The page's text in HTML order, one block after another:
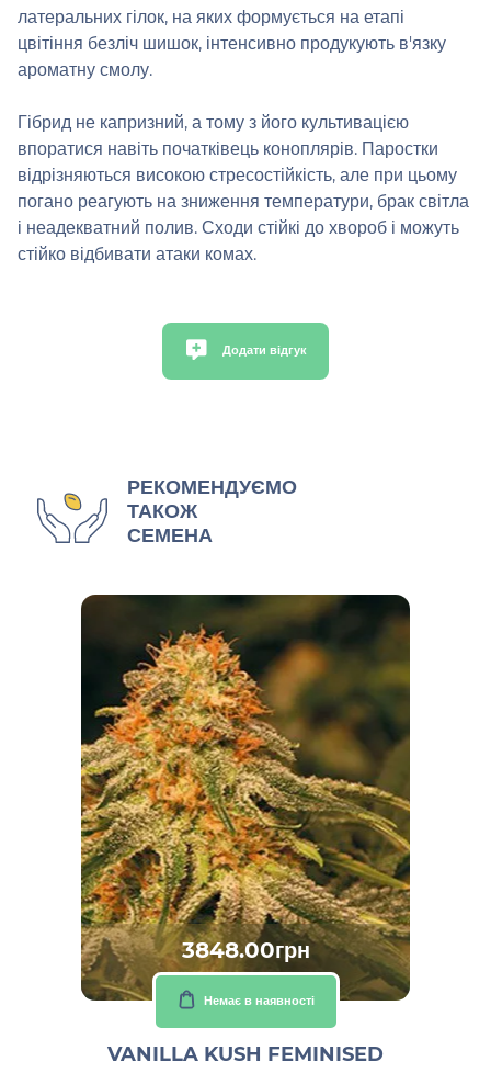
латеральних гілок, на яких формується на етапі
цвітіння безліч шишок, інтенсивно продукують в'язку
ароматну смолу.
Гібрид не капризний, а тому з його культивацією
впоратися навіть початківець коноплярів. Паростки
відрізняються високою стресостійкість, але при цьому
погано реагують на зниження температури, брак світла
і неадекватний полив. Сходи стійкі до хвороб і можуть
стійко відбивати атаки комах.
Додати відгук
РЕКОМЕНДУЄМО
ТАКОЖ
СЕМЕНА
3848.00грн
Немає в наявності
VANILLA KUSH FEMINISED